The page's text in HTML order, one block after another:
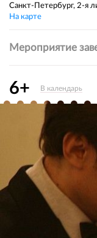
Санкт-Петербург, 2-я
На карте
Мероприятие
6+ В календарь